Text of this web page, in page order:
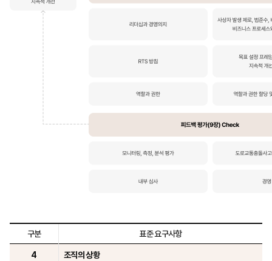
구분 표준 요구사항
4 조직의 상황